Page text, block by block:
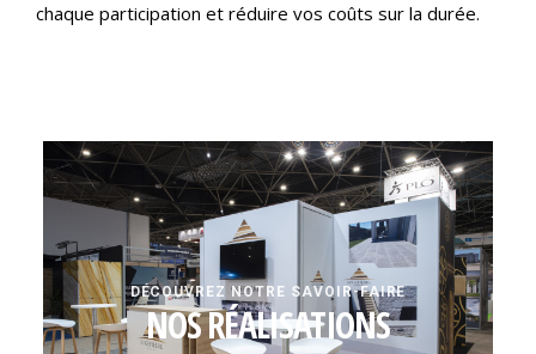
chaque participation et réduire vos coûts sur la durée.
DÉCOUVREZ NOTRE SAVOIR-FAIRE
NOS RÉALISATIONS